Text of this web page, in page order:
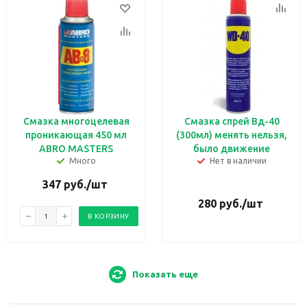
Смазка многоцелевая
проникающая 450 мл
ABRO MASTERS
Много
347руб./шт
В КОРЗИНУ
Смазка спрей Вд-40
(300мл) менять нельзя,
было движение
Нет в наличии
280руб./шт
Показать еще